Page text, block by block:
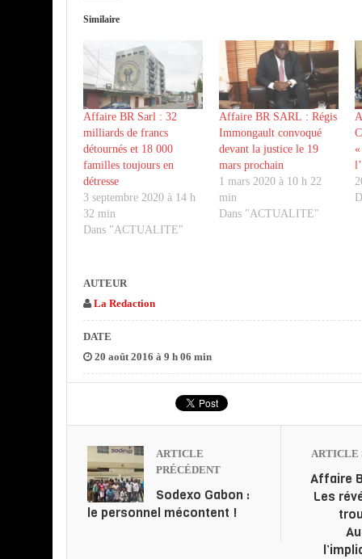
Similaire
Affaire BR Sarl : 32
milliards de francs
détournés et 18 000
familles toujours en
détresse
3 septembre 2020 à 14 h
32 min
Dans "ACTUALITE"
Affaire BR SARL : Régis
Immongault convoqué
devant la justice le 19
mars prochain
1 mars 2020 à 10 h 22
min
Dans "ACTUALITE"
AUTEUR
La Redaction
DATE
20 août 2016 à 9 h 06 min
ARTICLE
PRÉCÉDENT
Sodexo Gabon :
le personnel mécontent !
ARTICLE
Affaire
Les